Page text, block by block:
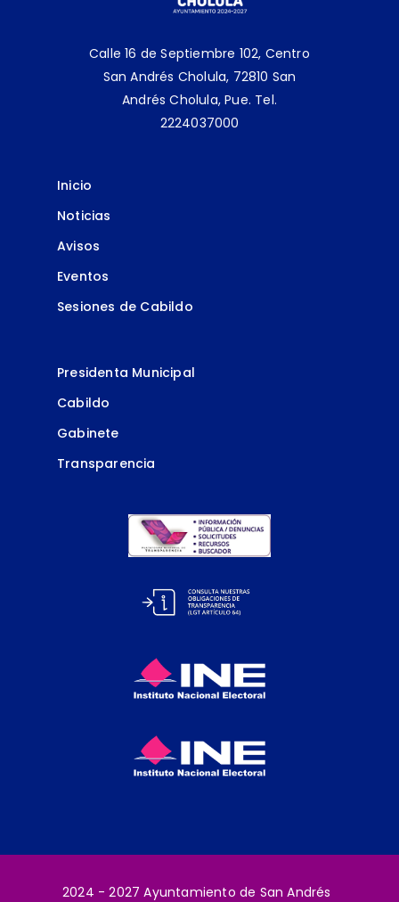
Calle 16 de Septiembre 102, Centro
San Andrés Cholula, 72810 San
Andrés Cholula, Pue. Tel.
2224037000
Inicio
Noticias
Avisos
Eventos
Sesiones de Cabildo
Presidenta Municipal
Cabildo
Gabinete
Transparencia
2024 - 2027 Ayuntamiento de San Andrés